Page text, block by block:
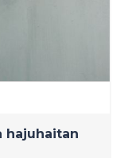
hajuhaitan